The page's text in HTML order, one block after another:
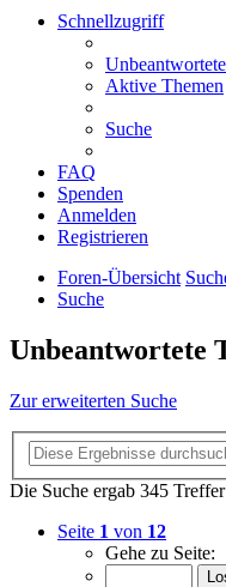
Schnellzugriff
Aktive Themen
Suche
FAQ
Spenden
Anmelden
Registrieren
Foren-Übersicht
Suche
Unbeantwortete
Zur erweiterten Suche
Die Suche ergab 345 Treffer
Seite 1 von 12
Gehe zu Seite: